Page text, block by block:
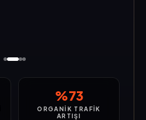
%73
ORGANIK TRAFIK
ARTIŞI